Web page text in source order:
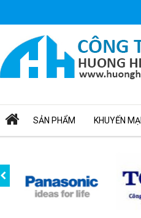
SẢN PHẨM KHUYẾN MẠI